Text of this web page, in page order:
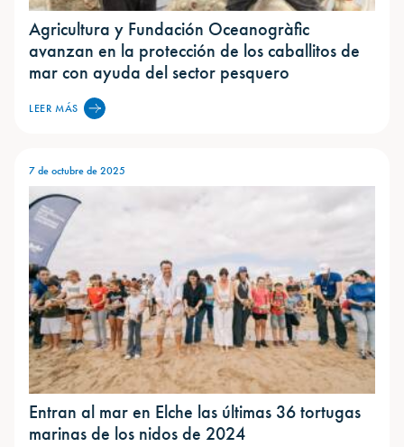
Agricultura y Fundación Oceanogràfic
avanzan en la protección de los caballitos de
mar con ayuda del sector pesquero
LEER MÁS
7 de octubre de 2025
Entran al mar en Elche las últimas 36 tortugas
marinas de los nidos de 2024